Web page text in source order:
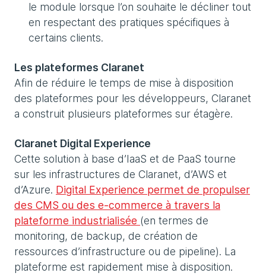
le module lorsque l’on souhaite le décliner tout
en respectant des pratiques spécifiques à
certains clients.
Les plateformes Claranet
Afin de réduire le temps de mise à disposition
des plateformes pour les développeurs, Claranet
a construit plusieurs plateformes sur étagère.
Claranet Digital Experience
Cette solution à base d’IaaS et de PaaS tourne
sur les infrastructures de Claranet, d’AWS et
d’Azure. Digital Experience permet de propulser
des CMS ou des e-commerce à travers la
plateforme industrialisée (en termes de
monitoring, de backup, de création de
ressources d’infrastructure ou de pipeline). La
plateforme est rapidement mise à disposition.